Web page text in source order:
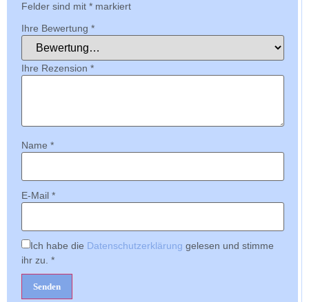
Felder sind mit * markiert
Ihre Bewertung *
Ihre Rezension *
Name *
E-Mail *
Ich habe die Datenschutzerklärung gelesen und stimme
ihr zu. *